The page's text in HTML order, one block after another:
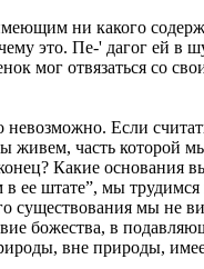
ни какого
это. Пе-' дагог ей
мог отвязаться со
Если
часть которой
Какие
штате”, мы трудимся
существования мы
божества, в
вне природы,